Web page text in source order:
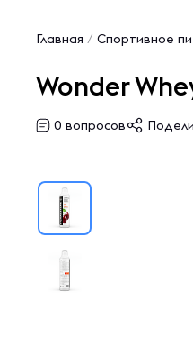
Главная / Спортивное
Wonder
0 вопросов